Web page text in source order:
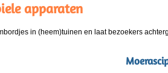
apparaten
in (heem)tuinen en laat bezoekers